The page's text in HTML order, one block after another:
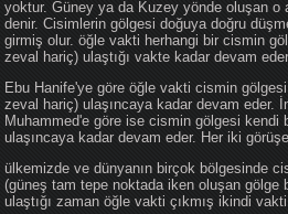
yoktur. Güney ya da Kuzey yönde oluşan o
denir. Cisimlerin gölgesi doğuya doğru
girmiş olur. öğle vakti herhangi bir cismin
zeval hariç) ulaştığı vakte kadar devam
Ebu Hanife'ye göre öğle vakti cismin
zeval hariç) ulaşıncaya kadar devam eder.
Muhammed'e göre ise cismin gölgesi kendi
ulaşıncaya kadar devam eder. Her iki
ülkemizde ve dünyanın birçok bölgesinde
(güneş tam tepe noktada iken oluşan gölge
ulaştığı zaman öğle vakti çıkmış ikindi